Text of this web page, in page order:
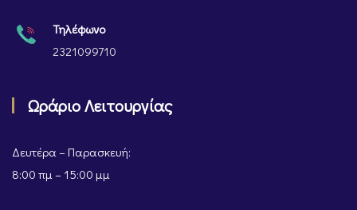
Τηλέφωνο
2321099710
Ωράριο Λειτουργίας
Δευτέρα – Παρασκευή:
8:00 πμ – 15:00 μμ